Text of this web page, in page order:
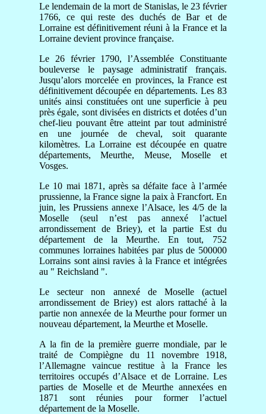
Le lendemain de la mort de Stanislas, le 23 février
1766, ce qui reste des duchés de Bar et de
Lorraine est définitivement réuni à la France et la
Lorraine devient province française.
Le 26 février 1790, l’Assemblée Constituante
bouleverse le paysage administratif français.
Jusqu’alors morcelée en provinces, la France est
définitivement découpée en départements. Les 83
unités ainsi constituées ont une superficie à peu
près égale, sont divisées en districts et dotées d’un
chef-lieu pouvant être atteint par tout administré
en une journée de cheval, soit quarante
kilomètres. La Lorraine est découpée en quatre
départements, Meurthe, Meuse, Moselle et
Vosges.
Le 10 mai 1871, après sa défaite face à l’armée
prussienne, la France signe la paix à Francfort. En
juin, les Prussiens annexe l’Alsace, les 4/5 de la
Moselle (seul n’est pas annexé l’actuel
arrondissement de Briey), et la partie Est du
département de la Meurthe. En tout, 752
communes lorraines habitées par plus de 500000
Lorrains sont ainsi ravies à la France et intégrées
au " Reichsland ".
Le secteur non annexé de Moselle (actuel
arrondissement de Briey) est alors rattaché à la
partie non annexée de la Meurthe pour former un
nouveau département, la Meurthe et Moselle.
A la fin de la première guerre mondiale, par le
traité de Compiègne du 11 novembre 1918,
l’Allemagne vaincue restitue à la France les
territoires occupés d’Alsace et de Lorraine. Les
parties de Moselle et de Meurthe annexées en
1871 sont réunies pour former l’actuel
département de la Moselle.